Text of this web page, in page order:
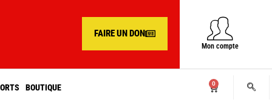
FAIRE UN DON
Mon compte
BOUTIQUE 0